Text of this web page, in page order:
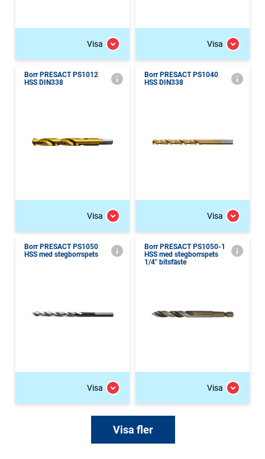
Visa Visa
Borr PRESACT PS1012
HSS DIN338
Visa
Borr PRESACT PS1040
HSS DIN338
Visa
Borr PRESACT PS1050
HSS med stegborrspets
Visa
Borr PRESACT PS1050-1
HSS med stegborrspets
1/4" bitsfäste
Visa
Visa fler